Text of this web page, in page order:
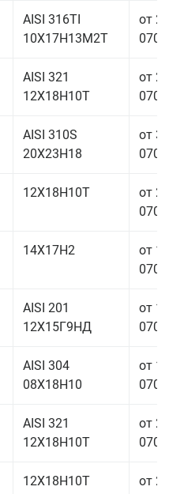
AISI 316TI
10Х17Н13М2Т
от
AISI 321
12Х18Н10Т
от
AISI 310S
20Х23Н18
от
12Х18Н10Т
от
14Х17Н2
от
AISI 201
12Х15Г9НД
от
AISI 304
08Х18Н10
от
AISI 321
12Х18Н10Т
от
12Х18Н10Т
от